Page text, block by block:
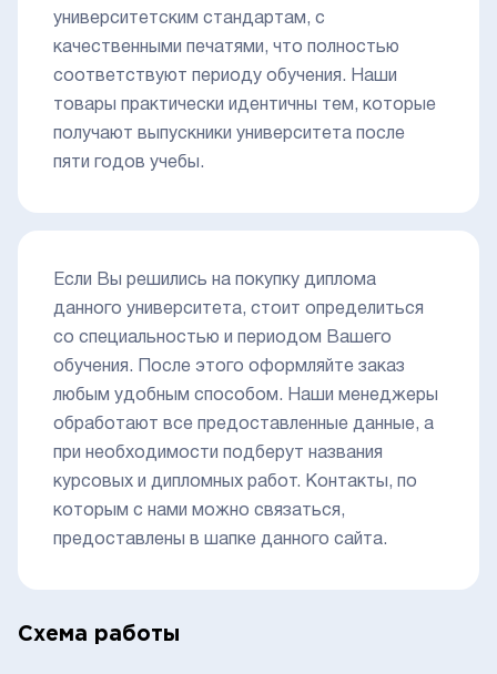
университетским стандартам, с
качественными печатями, что полностью
соответствуют периоду обучения. Наши
товары практически идентичны тем, которые
получают выпускники университета после
пяти годов учебы.
Если Вы решились на покупку диплома
данного университета, стоит определиться
со специальностью и периодом Вашего
обучения. После этого оформляйте заказ
любым удобным способом. Наши менеджеры
обработают все предоставленные данные, а
при необходимости подберут названия
курсовых и дипломных работ. Контакты, по
которым с нами можно связаться,
предоставлены в шапке данного сайта.
Схема работы